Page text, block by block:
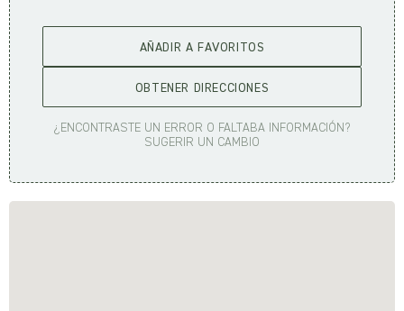
AÑADIR A FAVORITOS
OBTENER DIRECCIONES
¿ENCONTRASTE UN ERROR O FALTABA INFORMACIÓN?
SUGERIR UN CAMBIO